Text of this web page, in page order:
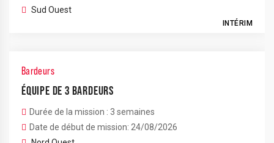
Sud Ouest
INTÉRIM
Bardeurs
ÉQUIPE DE 3 BARDEURS
Durée de la mission : 3 semaines
Date de début de mission: 24/08/2026